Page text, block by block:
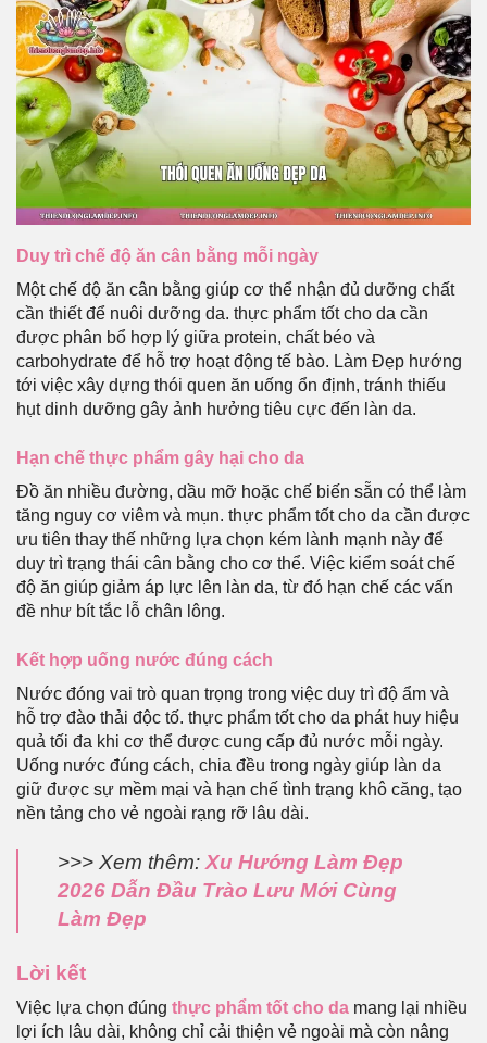
Duy trì chế độ ăn cân bằng mỗi ngày
Một chế độ ăn cân bằng giúp cơ thể nhận đủ dưỡng chất
cần thiết để nuôi dưỡng da. thực phẩm tốt cho da cần
được phân bổ hợp lý giữa protein, chất béo và
carbohydrate để hỗ trợ hoạt động tế bào. Làm Đẹp hướng
tới việc xây dựng thói quen ăn uống ổn định, tránh thiếu
hụt dinh dưỡng gây ảnh hưởng tiêu cực đến làn da.
Hạn chế thực phẩm gây hại cho da
Đồ ăn nhiều đường, dầu mỡ hoặc chế biến sẵn có thể làm
tăng nguy cơ viêm và mụn. thực phẩm tốt cho da cần được
ưu tiên thay thế những lựa chọn kém lành mạnh này để
duy trì trạng thái cân bằng cho cơ thể. Việc kiểm soát chế
độ ăn giúp giảm áp lực lên làn da, từ đó hạn chế các vấn
đề như bít tắc lỗ chân lông.
Kết hợp uống nước đúng cách
Nước đóng vai trò quan trọng trong việc duy trì độ ẩm và
hỗ trợ đào thải độc tố. thực phẩm tốt cho da phát huy hiệu
quả tối đa khi cơ thể được cung cấp đủ nước mỗi ngày.
Uống nước đúng cách, chia đều trong ngày giúp làn da
giữ được sự mềm mại và hạn chế tình trạng khô căng, tạo
nền tảng cho vẻ ngoài rạng rỡ lâu dài.
>>> Xem thêm: Xu Hướng Làm Đẹp
2026 Dẫn Đầu Trào Lưu Mới Cùng
Làm Đẹp
Lời kết
Việc lựa chọn đúng thực phẩm tốt cho da mang lại nhiều
lợi ích lâu dài, không chỉ cải thiện vẻ ngoài mà còn nâng